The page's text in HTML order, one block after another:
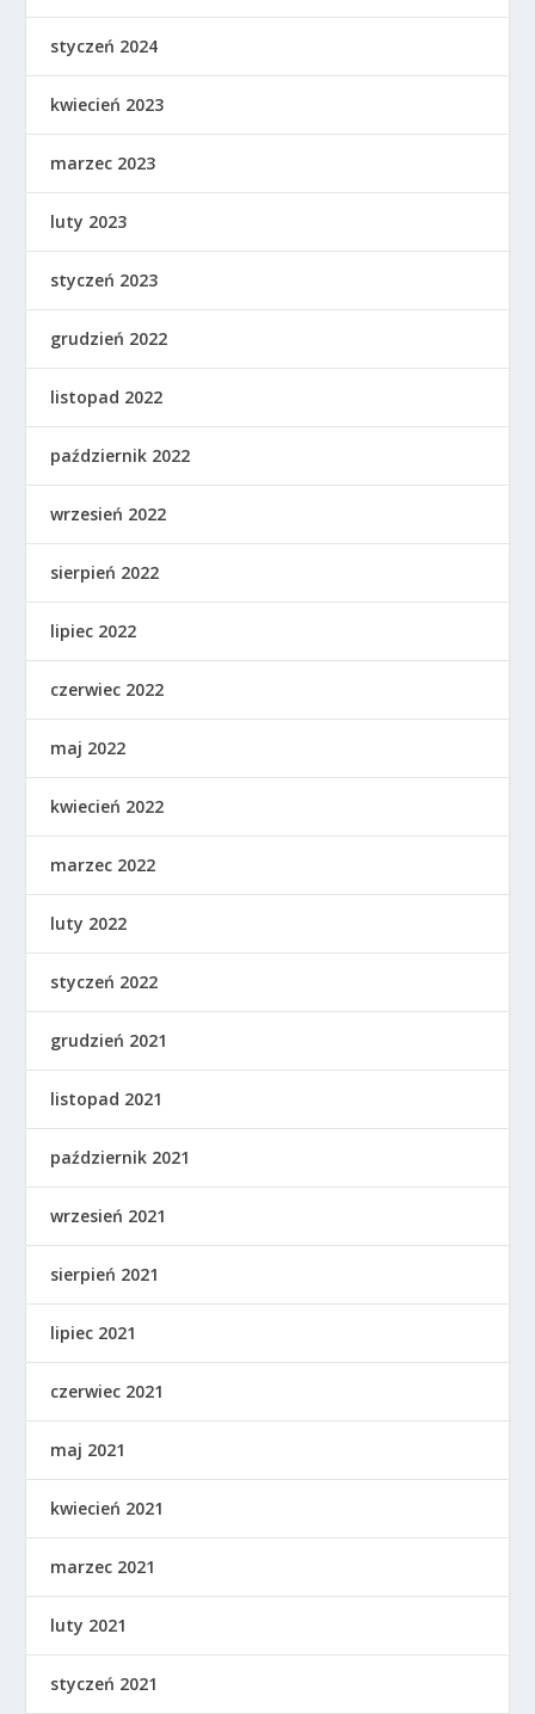
styczeń 2024
kwiecień 2023
marzec 2023
luty 2023
styczeń 2023
grudzień 2022
listopad 2022
październik 2022
wrzesień 2022
sierpień 2022
lipiec 2022
czerwiec 2022
maj 2022
kwiecień 2022
marzec 2022
luty 2022
styczeń 2022
grudzień 2021
listopad 2021
październik 2021
wrzesień 2021
sierpień 2021
lipiec 2021
czerwiec 2021
maj 2021
kwiecień 2021
marzec 2021
luty 2021
styczeń 2021